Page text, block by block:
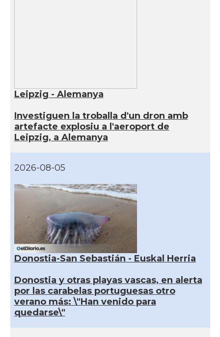
Leipzig - Alemanya
Investiguen la troballa d'un dron amb
artefacte explosiu a l'aeroport de
Leipzig, a Alemanya
2026-08-05
Donostia-San Sebastián - Euskal Herria
Donostia y otras playas vascas, en alerta
por las carabelas portuguesas otro
verano más: \"Han venido para
quedarse\"